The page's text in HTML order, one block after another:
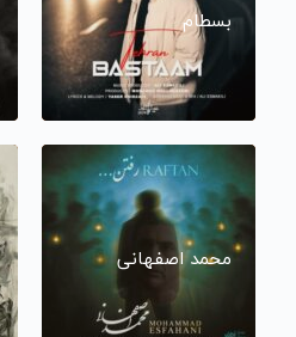
بسطام
محمد اصفهانی